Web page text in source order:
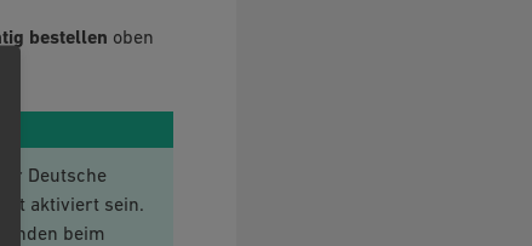
bestellen oben
Deutsche
aktiviert sein.
beim